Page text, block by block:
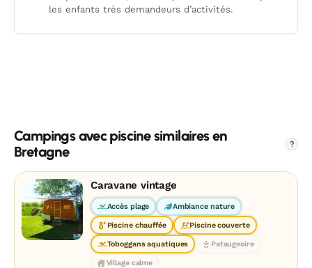
les enfants très demandeurs d’activités.
Campings avec piscine similaires en
Bretagne
?
Caravane vintage
Accès plage Ambiance nature
Piscine chauffée Piscine couverte
Toboggans aquatiques Pataugeoire
Village calme